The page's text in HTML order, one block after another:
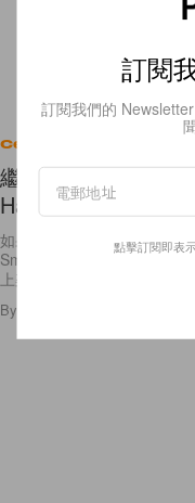
Celebrities
繼 Lucky Blue
Hadid 弟弟 Anwar
如果要數外國的帥氣年輕男
Smith？今天有個好消息跟一
上架了，她就是人氣超模
By
訂閱
訂閱我們的
點擊訂閱即表